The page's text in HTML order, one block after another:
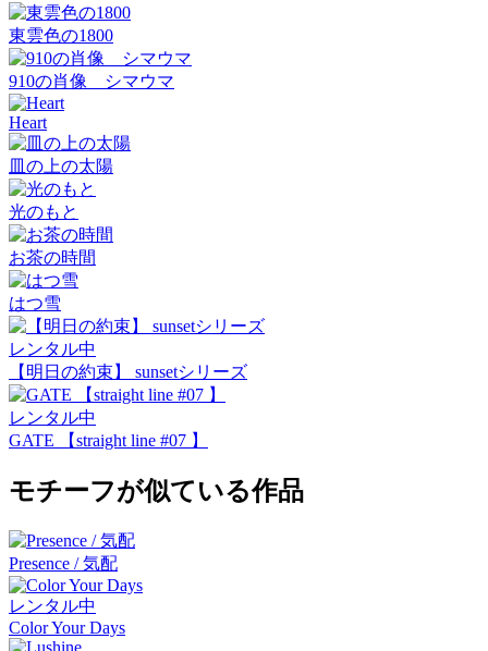
東雲色の1800
910の肖像 シマウマ
Heart
皿の上の太陽
光のもと
お茶の時間
はつ雪
レンタル中
【明日の約束】 sunsetシリーズ
レンタル中
GATE 【straight line #07 】
モチーフが似ている作品
Presence / 気配
レンタル中
Color Your Days